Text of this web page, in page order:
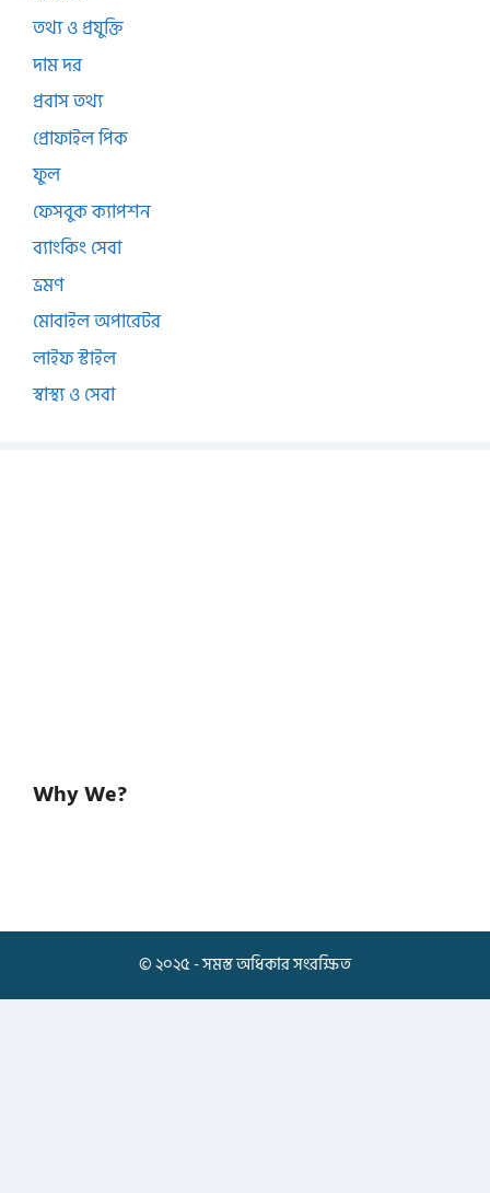
তথ্য ও প্রযুক্তি
দাম দর
প্রবাস তথ্য
প্রোফাইল পিক
ফুল
ফেসবুক ক্যাপশন
ব্যাংকিং সেবা
ভ্রমণ
মোবাইল অপারেটর
লাইফ স্টাইল
স্বাস্থ্য ও সেবা
Why We?
© ২০২৫ - সমস্ত অধিকার সংরক্ষিত